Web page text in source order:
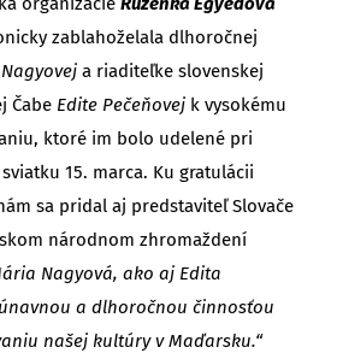
zablahoželala dlhoročnej
a riaditeľke slovenskej
Čabe Edite Pečeňovej k vysokému
ktoré im bolo udelené pri
15. marca. Ku gratulácii
sa pridal aj predstaviteľ Slovače
národnom zhromaždení
Nagyová, ako aj Edita
a dlhoročnou činnosťou
našej kultúry v Maďarsku.“